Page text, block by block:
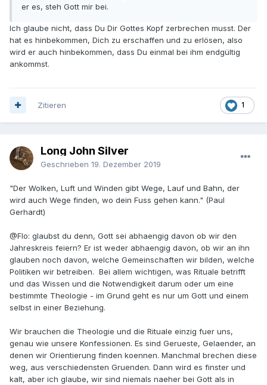
er es, steh Gott mir bei.
Ich glaube nicht, dass Du Dir Gottes Kopf zerbrechen musst. Der
hat es hinbekommen, Dich zu erschaffen und zu erlösen, also
wird er auch hinbekommen, dass Du einmal bei ihm endgültig
ankommst.
1
Zitieren
Long John Silver
Geschrieben 19. Dezember 2019
"Der Wolken, Luft und Winden gibt Wege, Lauf und Bahn, der
wird auch Wege finden, wo dein Fuss gehen kann." (Paul
Gerhardt)
@Flo: glaubst du denn, Gott sei abhaengig davon ob wir den
Jahreskreis feiern? Er ist weder abhaengig davon, ob wir an ihn
glauben noch davon, welche Gemeinschaften wir bilden, welche
Politiken wir betreiben. Bei allem wichtigen, was Rituale betrifft
und das Wissen und die Notwendigkeit darum oder um eine
bestimmte Theologie - im Grund geht es nur um Gott und einem
selbst in einer Beziehung.
Wir brauchen die Theologie und die Rituale einzig fuer uns,
genau wie unsere Konfessionen. Es sind Gerueste, Gelaender, an
denen wir Orientierung finden koennen. Manchmal brechen diese
weg, aus verschiedensten Gruenden. Dann wird es finster und
kalt, aber ich glaube, wir sind niemals naeher bei Gott als in